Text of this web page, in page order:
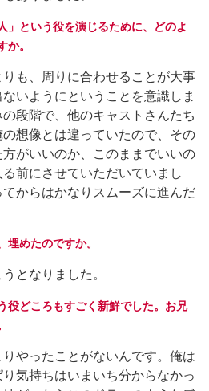
」という役を演じるために、どのよ
か。
も、周りに合わせることが大事
いようにということを意識しま
段階で、他のキャストさんたち
想像とは違っていたので、その
がいいのか、このままでいいの
前にさせていただいていまし
からはかなりスムーズに進んだ
埋めたのですか。
となりました。
役どころもすごく新鮮でした。お兄
やったことがないんです。俺は
気持ちはいまいち分からなかっ